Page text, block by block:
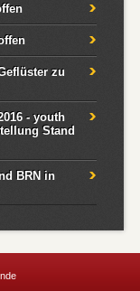
zu
- youth
Stand
BRN in